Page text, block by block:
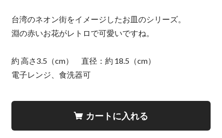
台湾のネオン街をイメージしたお皿のシリーズ。
淵の赤いお花がレトロで可愛いですね。
約 高さ3.5（cm） 直径：約 18.5（cm）
電子レンジ、食洗器可
カートに入れる